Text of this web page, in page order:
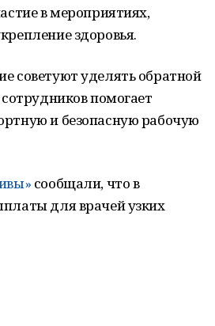
в мероприятиях,
здоровья.
советуют уделять обратной
помогает
и безопасную рабочую
сообщали, что в
для врачей узких